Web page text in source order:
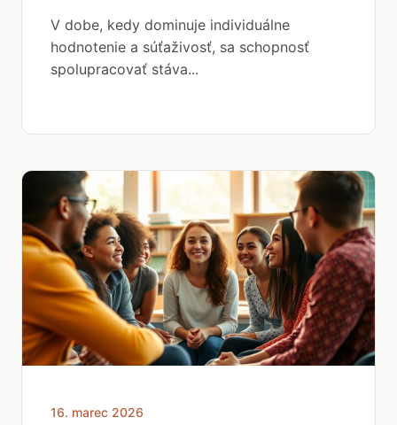
V dobe, kedy dominuje individuálne
hodnotenie a súťaživosť, sa schopnosť
spolupracovať stáva...
16. marec 2026